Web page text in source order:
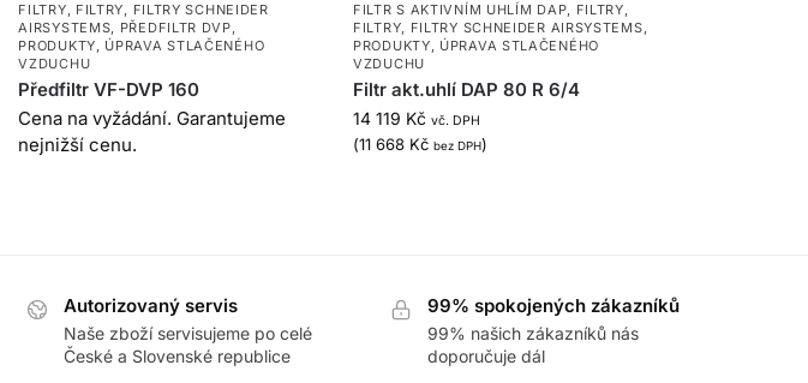
FILTRY, FILTRY, FILTRY SCHNEIDER
AIRSYSTEMS, PŘEDFILTR DVP,
PRODUKTY, ÚPRAVA STLAČENÉHO
VZDUCHU
Předfiltr VF-DVP 160
Cena na vyžádání. Garantujeme
nejnižší cenu.
FILTR S AKTIVNÍM UHLÍM DAP, FILTRY,
FILTRY, FILTRY SCHNEIDER AIRSYSTEMS,
PRODUKTY, ÚPRAVA STLAČENÉHO
VZDUCHU
Filtr akt.uhlí DAP 80 R 6/4
14 119 Kč vč. DPH
(11 668 Kč bez DPH)
Autorizovaný servis
Naše zboží servisujeme po celé
České a Slovenské republice
99% spokojených zákazníků
99% našich zákazníků nás
doporučuje dál